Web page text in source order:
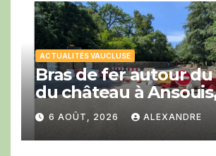
ACTUALITÉS VAUCLUSE
Bras de fer autour
du château à
Département prend
en main
6 AOÛT, 2026 ALEXANDRE